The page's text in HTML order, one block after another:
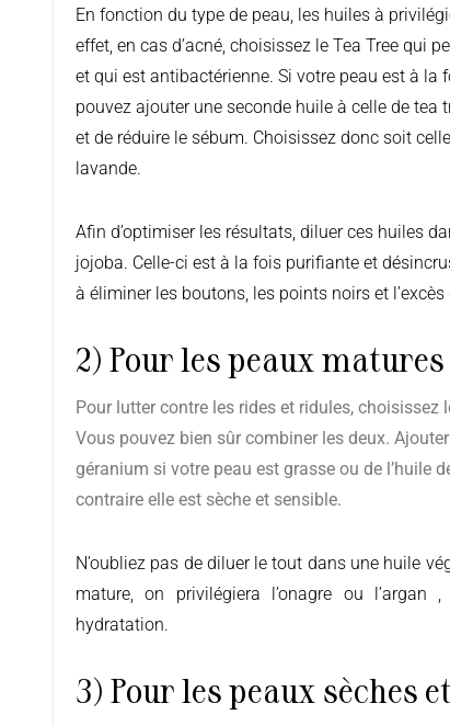
En fonction du type de peau, les huiles à privilégier ne sont pas les mêmes En
effet, en cas d’acné, choisissez le Tea Tree qui
et qui est antibactérienne. Si votre peau est à la
pouvez ajouter une seconde huile à celle de tea
et de réduire le sébum. Choisissez donc soit
lavande.
Afin d’optimiser les résultats, diluer ces huiles
jojoba. Celle-ci est à la fois purifiante et
à éliminer les boutons, les points noirs et l’excès
2) Pour les peaux matures
Pour lutter contre les rides et ridules, choisissez le citron ou le ciste ladanifère
Vous pouvez bien sûr combiner les deux.
géranium si votre peau est grasse ou de l’huile
contraire elle est sèche et sensible.
N’oubliez pas de diluer le tout dans une huile
mature, on privilégiera l’onagre ou l’argan
hydratation.
3) Pour les peaux sèches